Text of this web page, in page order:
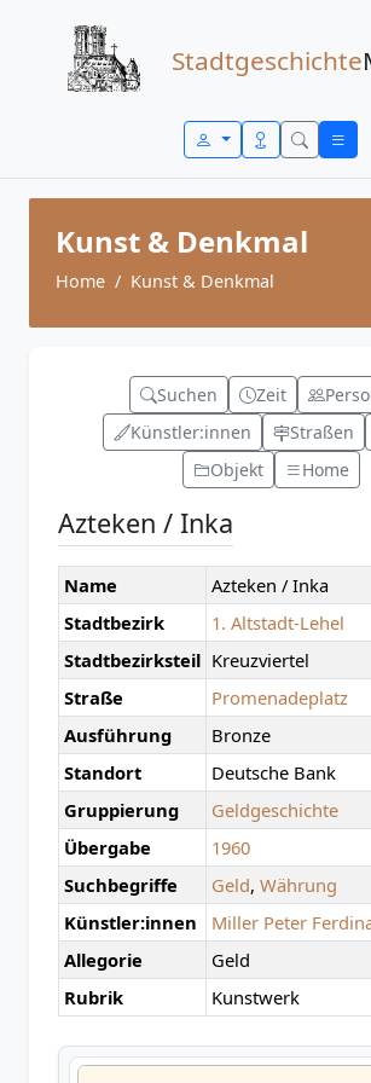
Stadtgeschichte
Kunst & Denkmal
Home Kunst & Denkmal
Suchen Zeit
Künstler:innen
Straßen
Objekt
Home
Azteken / Inka
Name
Azteken / Inka
Stadtbezirk
1. Altstadt-Lehel
Stadtbezirksteil Kreuzviertel
Straße
Promenadeplatz
Ausführung
Bronze
Standort
Deutsche Bank
Gruppierung
Geldgeschichte
Übergabe
1960
Suchbegriffe
Geld, Währung
Künstler:innen
Miller Peter
Allegorie
Geld
Rubrik
Kunstwerk